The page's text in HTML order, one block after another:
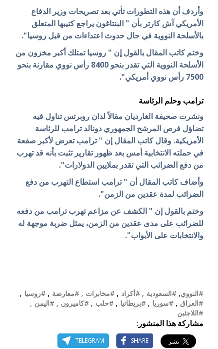
وأردف أن هذه التطورات تأتي بعد تصريحات وزير الدفاع
الأمريكي آش كارتر بأن " البنتاغون يراجع كتيبها المتعلق
بالأسلحة النووية في حال حدوث اعتداءات من قبل روسيا".
وختم كاتب المقال بالقول إن " روسيا تمتلك أكبر مخزون من
الأسلحة النووية التي تقدر بنحو 8400 رأس نووي مقارنة بنحو
7500 رأس نووي أمريكي".
ترامب وحلم الرئاسة
ونشرت صحيفة الغارديان مقالاً لدان روبرتس تناول فيه
تضاؤل فرص المرشح الجمهوري دونالد ترامب للرئاسة
الأمريكية. وقال كاتب المقال إن " ترامب تعرض لأكبر صفعة
في حملته الانتخابية أمس بعد ظهور تقارير تثبت بأنه قد تهرب
من دفع الضرائب التي تقدر بملايين الدولارات".
وأضاف كاتب المقال أن " ترامب استطاع التهرب من دفع
الضرائب لمدة عقدين من الزمن".
وختم بالقول إن " الكشف عن مزاعم تهرب ترامب من دفعه
للضرائب على مدى عقدين من الزمن، يمثل ضربة موجهة له
والانتخابات على الأبواب".
#النووي, #السعودية , #أكراد , #مخابرات , #معارضة , #روسيا ,
#العراق , #سوريا , #بريطانيا , #حلب , #كاميرون , #اليمن ,
#اللاجئين
مشاركة هذا المنشور:
SHARE
TELEGRAM